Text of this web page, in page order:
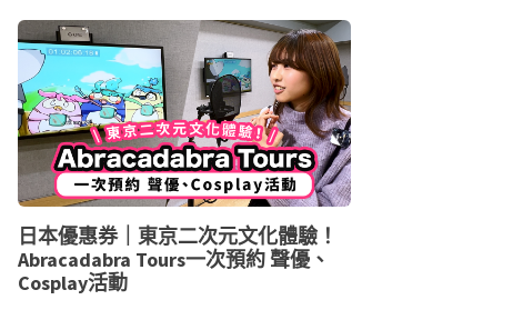
日本優惠券｜東京二次元文化體驗！
Abracadabra Tours一次預約 聲優、
Cosplay活動